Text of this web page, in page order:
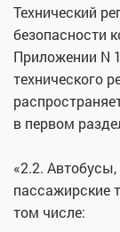
Технический
безопасности
Приложении N
технического
в первом
«2.2.
пассажирские
том числе: